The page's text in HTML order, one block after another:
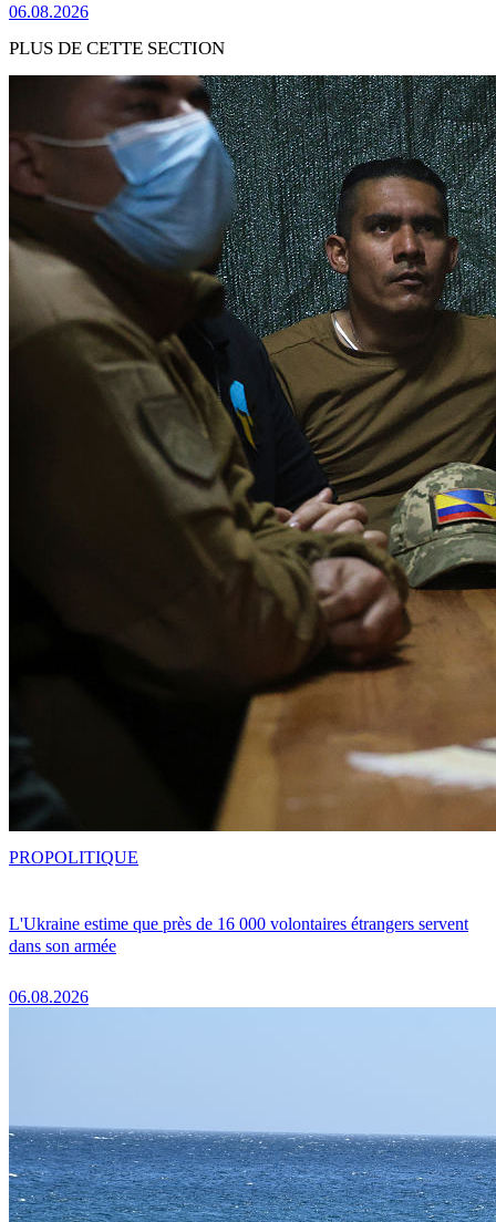
06.08.2026
PLUS DE CETTE SECTION
L'Ukraine estime que près de 16 000 volontaires étrangers servent
dans son armée
06.08.2026
PROPOLITIQUE